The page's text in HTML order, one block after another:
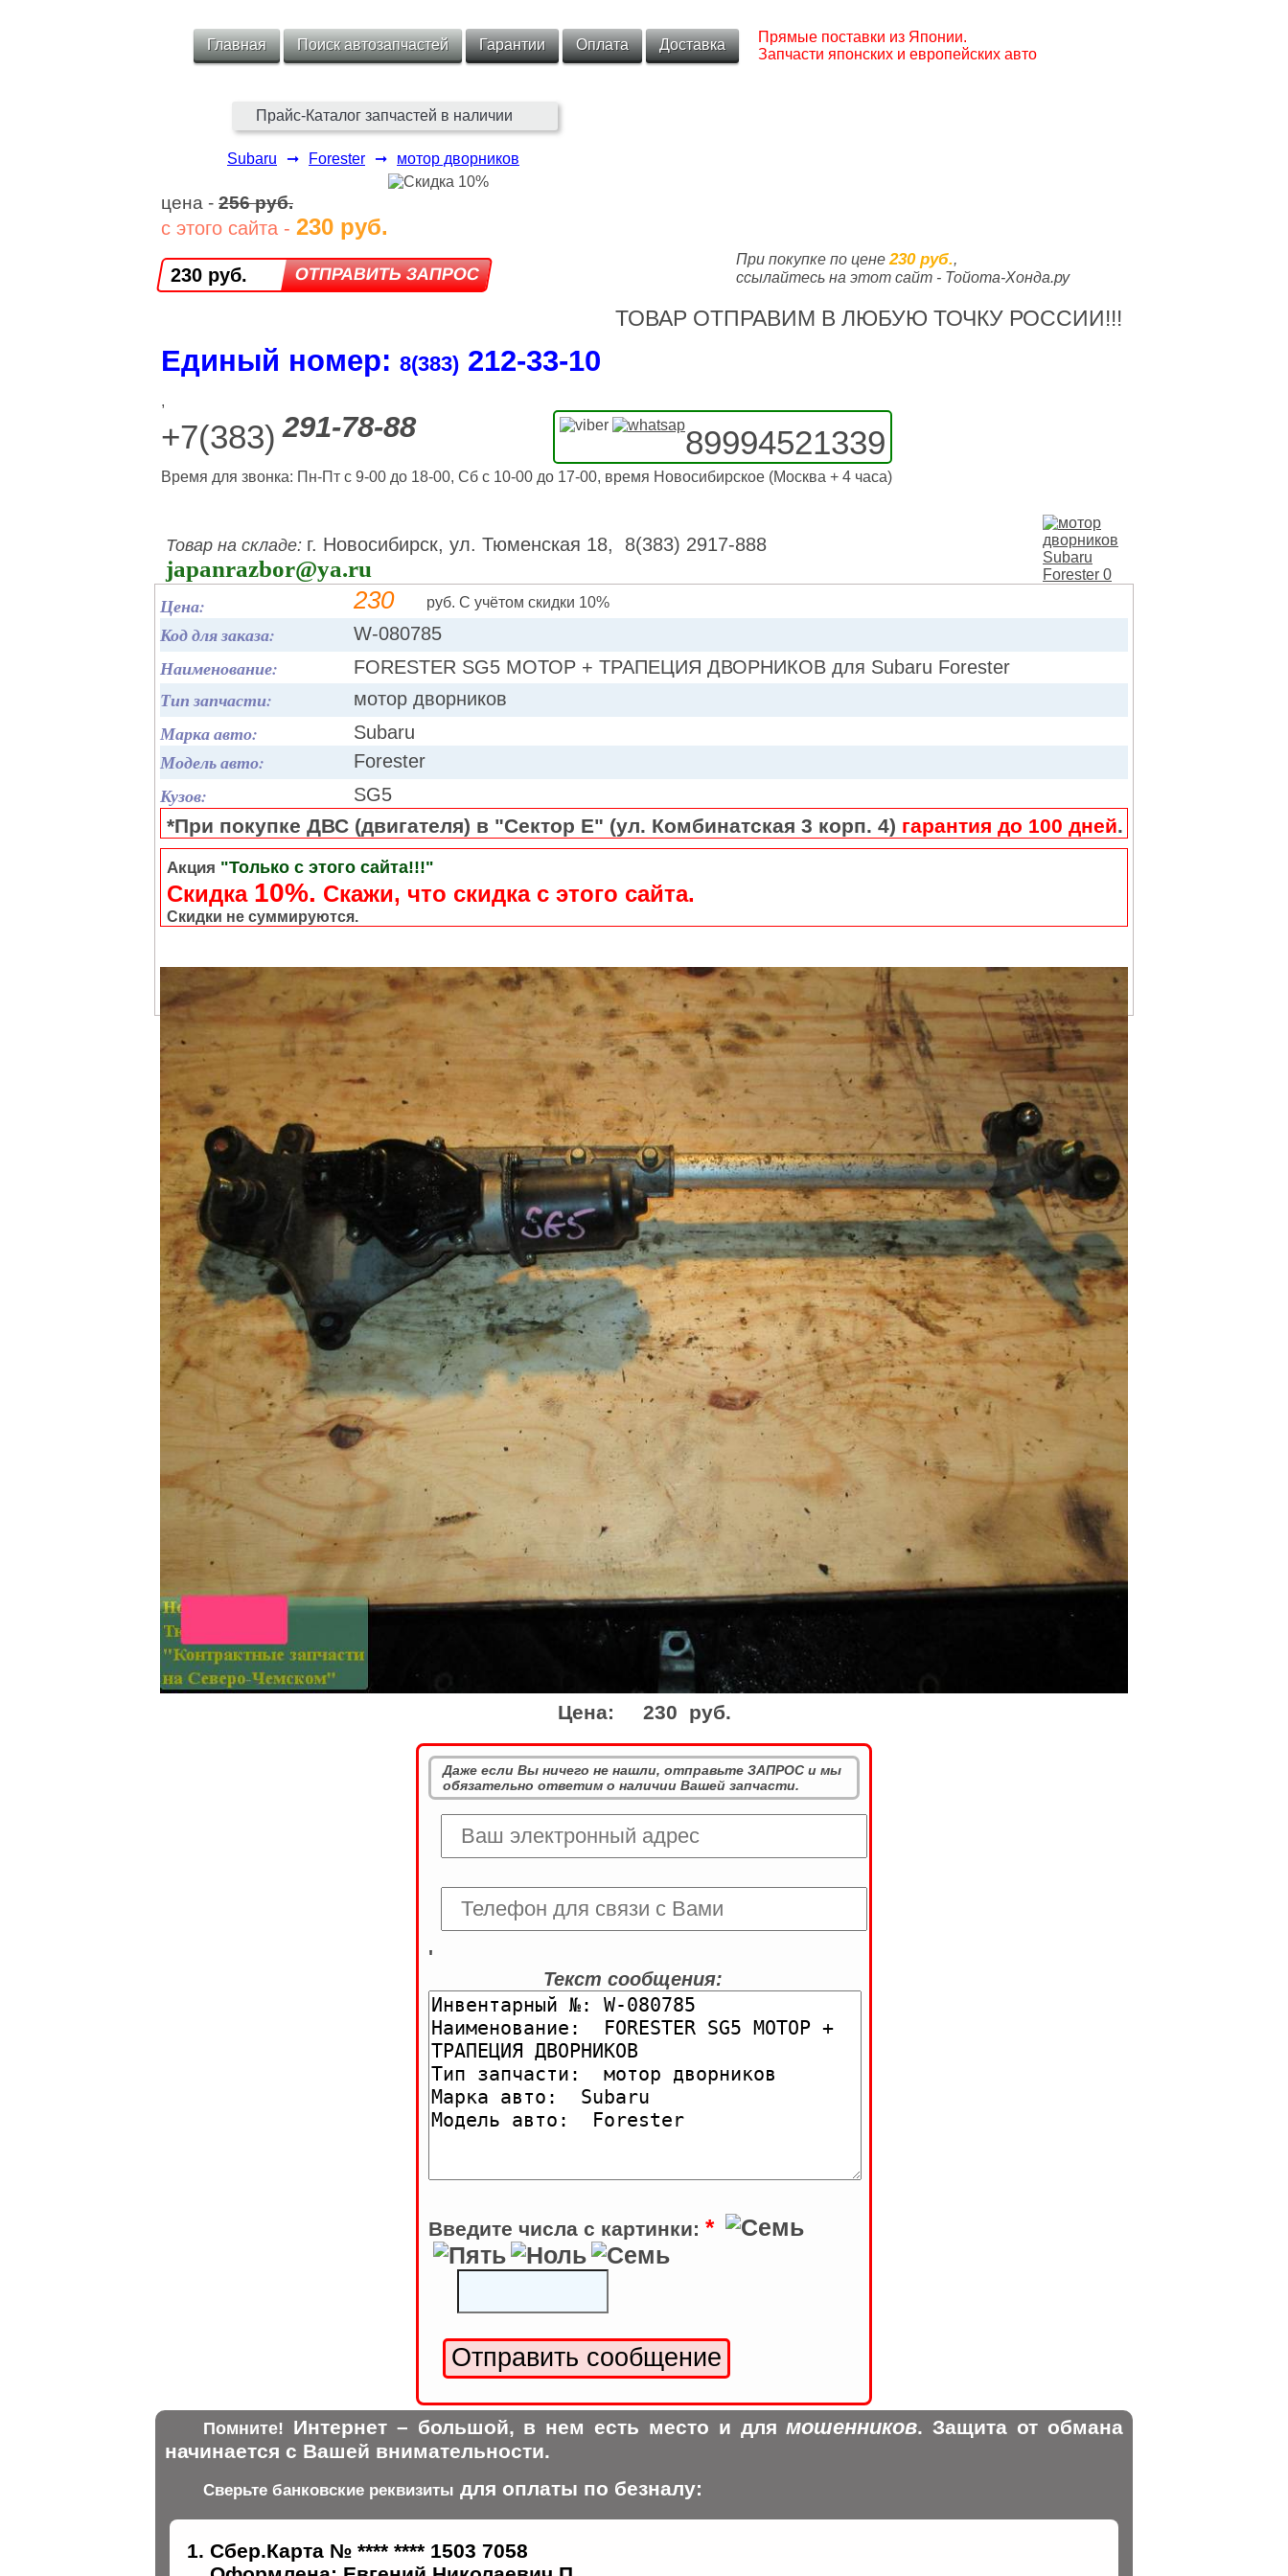
Главная Поиск автозапчастей Гарантии Оплата Доставка
Прямые поставки из Японии.
Запчасти японских и европейских авто
Прайс-Каталог запчастей в наличии
Subaru ➞ Forester ➞ мотор дворников
цена - 256 руб.
с этого сайта - 230 руб.
230 руб.
При покупке по цене 230 руб.,
ссылайтесь на этот сайт - Тойота-Хонда.ру
ТОВАР ОТПРАВИМ В ЛЮБУЮ ТОЧКУ РОССИИ!!!
Единый номер: 8(383) 212‑33‑10
,
+7(383) 291-78-88 89994521339
Время для звонка: Пн-Пт с 9-00 до 18-00, Сб с 10-00 до 17-00, время Новосибирское (Москва + 4 часа)
Товар на складе: г. Новосибирск, ул. Тюменская 18, 8(383) 2917-888
japanrazbor@ya.ru
Цена: 230 руб. С учётом скидки 10%
Код для заказа: W-080785
Наименование: FORESTER SG5 МОТОР + ТРАПЕЦИЯ ДВОРНИКОВ для Subaru Forester
Тип запчасти: мотор дворников
Марка авто: Subaru
Модель авто: Forester
Кузов: SG5
*При покупке ДВС (двигателя) в "Сектор Е" (ул. Комбинатская 3 корп. 4) гарантия до 100 дней.
Акция "Только с этого сайта!!!"
Скидка 10%. Cкажи, что скидка с этого сайта.
Скидки не суммируются.
Цена: 230 руб.
Даже если Вы ничего не нашли, отправьте ЗАПРОС и мы
обязательно ответим о наличии Вашей запчасти.
'
Текст сообщения:
Введите числа с картинки: *
Помните! Интернет – большой, в нем есть место и для мошенников. Защита от обмана
начинается с Вашей внимательности.
Сверьте банковские реквизиты для оплаты по безналу:
Сбер.Карта № **** **** 1503 7058